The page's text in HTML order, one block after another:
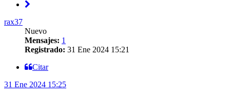
rax37
Nuevo
Mensajes: 1
Registrado: 31 Ene 2024 15:21
Citar
31 Ene 2024 15:25